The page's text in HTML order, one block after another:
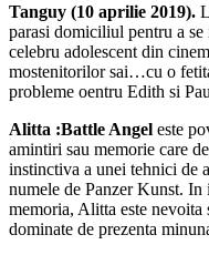
Tanguy (10 aprilie 2019).
parasi domiciliul pentru a
celebru adolescent din
mostenitorilor sai…cu o
probleme oentru Edith si
Alitta :Battle Angel este
amintiri sau memorie care
instinctiva a unei tehnici de
numele de Panzer Kunst. In
memoria, Alitta este nevoita
dominate de prezenta